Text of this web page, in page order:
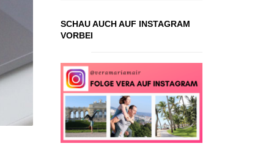
SCHAU AUCH AUF INSTAGRAM
VORBEI